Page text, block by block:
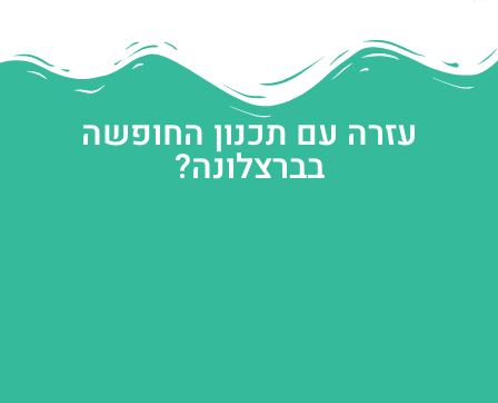
עזרה עם תכנון החופשה
בברצלונה?